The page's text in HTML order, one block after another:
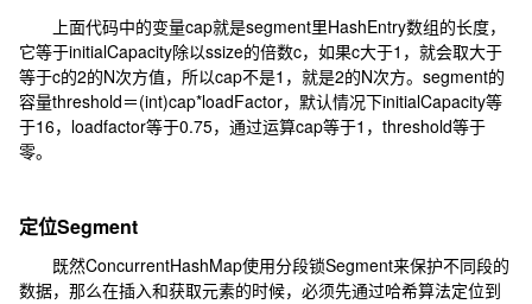
上面代码中的变量cap就是segment里HashEntry数组的长度，
它等于initialCapacity除以ssize的倍数c，如果c大于1，就会取大于
等于c的2的N次方值，所以cap不是1，就是2的N次方。segment的
容量threshold＝(int)cap*loadFactor，默认情况下initialCapacity等
于16，loadfactor等于0.75，通过运算cap等于1，threshold等于
零。
定位Segment
既然ConcurrentHashMap使用分段锁Segment来保护不同段的
数据，那么在插入和获取元素的时候，必须先通过哈希算法定位到